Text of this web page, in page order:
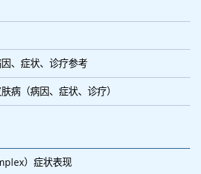
、症状、诊疗参考
病（病因、症状、诊疗）
）症状表现